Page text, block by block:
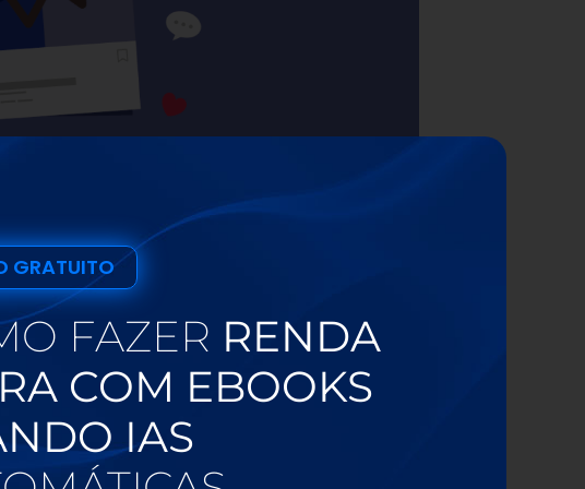
ele faz parte da porta de entrada do seu perfil no Instagram,
por mais tempo, aumentando as chances de te seguir
engajados e, possivelmente, vai gerar clientes, caso
ou serviço.
ele não permanece por mais que alguns segundos.
o visitante se sentirá atraído, vai rolar para
publicações.
aumentar o engajamento constante dos seus
GRATUITO
FAZER RENDA
COM EBOOKS
IAS